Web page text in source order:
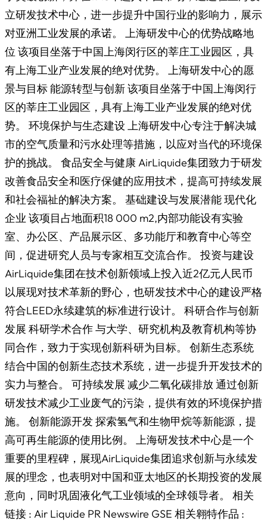
立研发技术中心，进一步提升中国行业的影响力，展示
对亚洲工业发展的承诺。 上海研发中心的优势战略地
位 该项目坐落于中国上海闵行区的莘庄工业园区，具
有上海工业产业发展的绝对优势。 上海研发中心的愿
景与目标 能源转型与创新 该项目坐落于中国上海闵行
区的莘庄工业园区，具有上海工业产业发展的绝对优
势。 环境保护与生态建设 上海研发中心专注于解决城
市的空气质量和污水处理等措施，以应对当代的环境保
护的挑战。 食品安全与健康 AirLiquide集团致力于研发
改善食品安全和医疗保健的应用技术，提高可持续发展
和社会福祉的解决方案。 基础建设与发展潜能 现代化
企业 该项目占地面积18 000 m2,内部功能设有实验
室、办公区、产品展示区、多功能厅和教育中心等空
间，促进研究人员与专家相互交流合作。 投资与建设
AirLiquide集团在技术创新领域上投入近2亿元人民币
以展现对技术革新的野心，也研发技术中心的建设严格
符合LEED永续建筑的标准进行设计。 科研合作与创新
发展 科研学术合作 与大学、研究机构及教育机构等协
同合作，致力于实现创新科研为目标。 创新生态系统
结合中国的创新生态技术系统，进一步提升开发技术的
实力与整合。 可持续发展 减少二氧化碳排放 通过创新
研发技术减少工业废气的污染，提供有效的环境保护措
施。 创新能源开发 探索氢气和生物甲烷等新能源，提
高可再生能源的使用比例。 上海研发技术中心是一个
重要的里程碑，展现AirLiquide集团追求创新与永续发
展的理念，也表明对中国和亚太地区的长期投资的发展
意向，同时巩固液化气工业领域的全球领导者。 相关
链接 : Air Liquide PR Newswire GSE 相关翱特作品 :